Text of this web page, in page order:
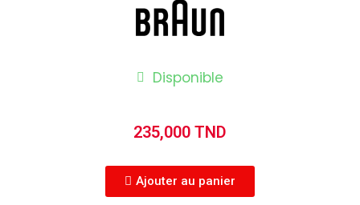
Disponible
235,000 TND
Ajouter au panier